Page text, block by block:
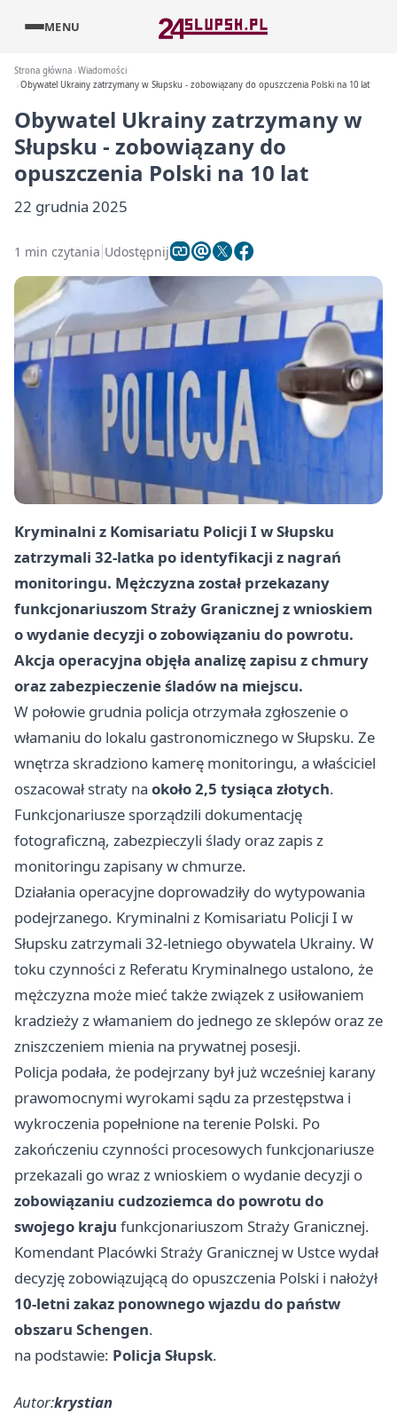
MENU
Strona główna Wiadomości
Obywatel Ukrainy zatrzymany w Słupsku - zobowiązany do opuszczenia Polski na 10 lat
Obywatel Ukrainy zatrzymany w
Słupsku - zobowiązany do
opuszczenia Polski na 10 lat
22 grudnia 2025
1 min czytania Udostępnij
Kryminalni z Komisariatu Policji I w Słupsku
zatrzymali 32-latka po identyfikacji z nagrań
monitoringu. Mężczyzna został przekazany
funkcjonariuszom Straży Granicznej z wnioskiem
o wydanie decyzji o zobowiązaniu do powrotu.
Akcja operacyjna objęła analizę zapisu z chmury
oraz zabezpieczenie śladów na miejscu.
W połowie grudnia policja otrzymała zgłoszenie o
włamaniu do lokalu gastronomicznego w Słupsku. Ze
wnętrza skradziono kamerę monitoringu, a właściciel
oszacował straty na około 2,5 tysiąca złotych.
Funkcjonariusze sporządzili dokumentację
fotograficzną, zabezpieczyli ślady oraz zapis z
monitoringu zapisany w chmurze.
Działania operacyjne doprowadziły do wytypowania
podejrzanego. Kryminalni z Komisariatu Policji I w
Słupsku zatrzymali 32-letniego obywatela Ukrainy. W
toku czynności z Referatu Kryminalnego ustalono, że
mężczyzna może mieć także związek z usiłowaniem
kradzieży z włamaniem do jednego ze sklepów oraz ze
zniszczeniem mienia na prywatnej posesji.
Policja podała, że podejrzany był już wcześniej karany
prawomocnymi wyrokami sądu za przestępstwa i
wykroczenia popełnione na terenie Polski. Po
zakończeniu czynności procesowych funkcjonariusze
przekazali go wraz z wnioskiem o wydanie decyzji o
zobowiązaniu cudzoziemca do powrotu do
swojego kraju funkcjonariuszom Straży Granicznej.
Komendant Placówki Straży Granicznej w Ustce wydał
decyzję zobowiązującą do opuszczenia Polski i nałożył
10-letni zakaz ponownego wjazdu do państw
obszaru Schengen.
na podstawie: Policja Słupsk.
Autor:krystian